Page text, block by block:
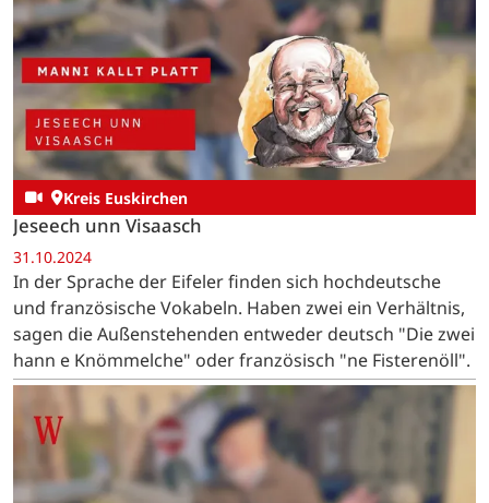
Kreis Euskirchen
Jeseech unn Visaasch
31.10.2024
In der Sprache der Eifeler finden sich hochdeutsche
und französische Vokabeln. Haben zwei ein Verhältnis,
sagen die Außenstehenden entweder deutsch "Die zwei
hann e Knömmelche" oder französisch "ne Fisterenöll".